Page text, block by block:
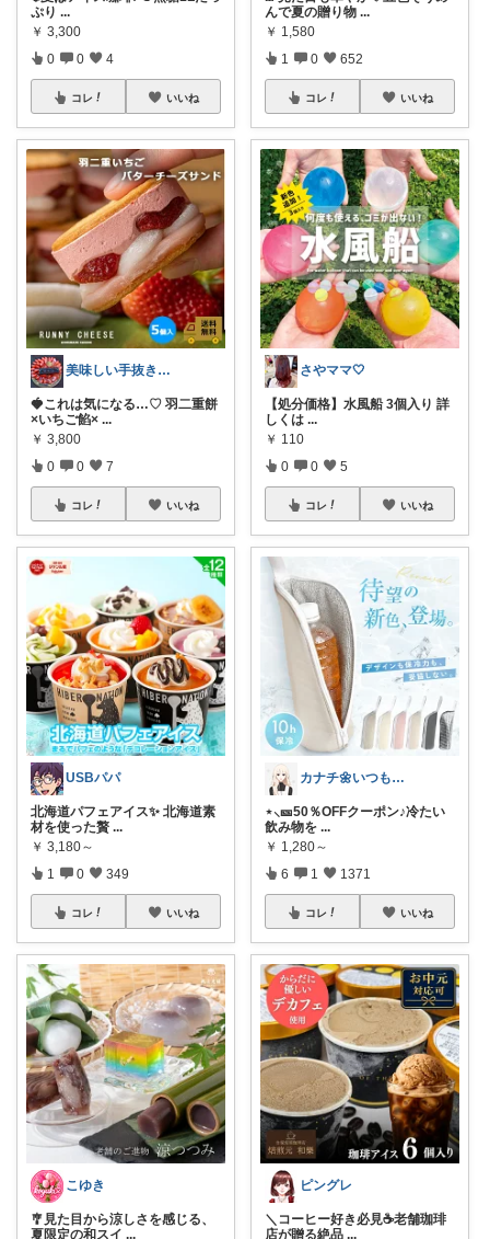
ぷり ...
￥ 3,300
0 0 4
コレ いいね
美味しい手抜きママ
🍓これは気になる…♡ 羽二重餅
×いちご餡× ...
￥ 3,800
0 0 7
コレ いいね
USBパパ
北海道パフェアイス✨ 北海道素
材を使った贅 ...
￥ 3,180～
1 0 349
コレ いいね
こゆき
🎐見た目から涼しさを感じる、
夏限定の和スイ ...
んで夏の贈り物 ...
￥ 1,580
1 0 652
コレ いいね
さやママ🤍
【処分価格】水風船 3個入り 詳
しくは ...
￥ 110
0 0 5
コレ いいね
カナチ🌼いつもご覧くださり感謝ꕤ
⋆⸜🎫50％OFFクーポン♪冷たい
飲み物を ...
￥ 1,280～
6 1 1371
コレ いいね
ピングレ
＼コーヒー好き必見☕️老舗珈琲
店が贈る絶品 ...